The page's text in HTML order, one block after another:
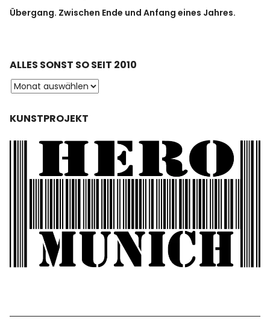
Übergang. Zwischen Ende und Anfang eines Jahres.
ALLES SONST SO SEIT 2010
KUNSTPROJEKT